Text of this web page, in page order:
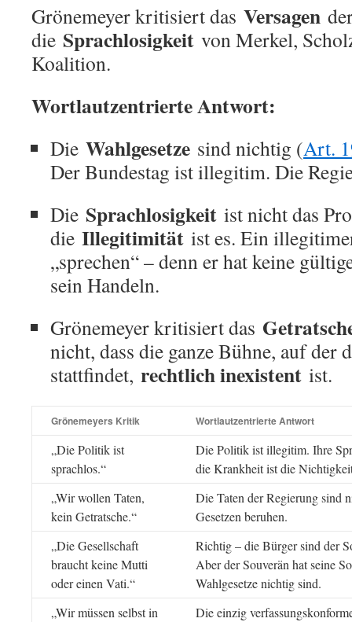
Grönemeyer kritisiert das Versagen
die Sprachlosigkeit von Merkel,
Koalition.
Wortlautzentrierte Antwort:
Die Wahlgesetze sind nichtig (Art.
Der Bundestag ist illegitim. Die
Die Sprachlosigkeit ist nicht das
die Illegitimität ist es. Ein
„sprechen“ – denn er hat keine
sein Handeln.
Grönemeyer kritisiert das
nicht, dass die ganze Bühne, auf der
stattfindet, rechtlich inexistent ist.
Grönemeyers Kritik Wortlautzentrierte Antwort
„Die Politik ist
sprachlos.“
Die Politik ist illegitim. Ihre
die Krankheit ist die
„Wir wollen Taten,
kein Getratsche.“
Die Taten der Regierung sind
Gesetzen beruhen.
„Die Gesellschaft
braucht keine Mutti
oder einen Vati.“
Richtig – die Bürger sind der
Aber der Souverän hat seine
Wahlgesetze nichtig sind.
„Wir müssen selbst in
Die einzig